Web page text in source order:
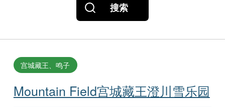
搜索
Mountain Field宫城藏王澄川雪乐园
宫城藏王、鸣子